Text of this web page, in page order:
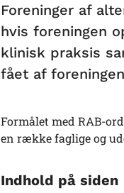
Foreninger af
hvis foreningen
klinisk praksis
fået af
Formålet med RAB-
en række faglige og
Indhold på siden